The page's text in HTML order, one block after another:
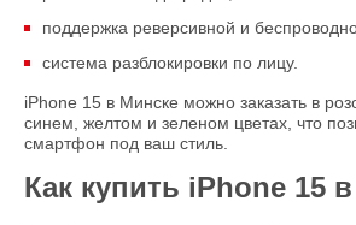
поддержка реверсивной и
система разблокировки по лицу.
iPhone 15 в Минске можно заказать в
синем, желтом и зеленом цветах, что
смартфон под ваш стиль.
Как купить iPhone 15